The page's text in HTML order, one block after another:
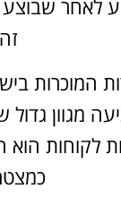
אחת החברות
פרטיים
מצליחה בישראל.